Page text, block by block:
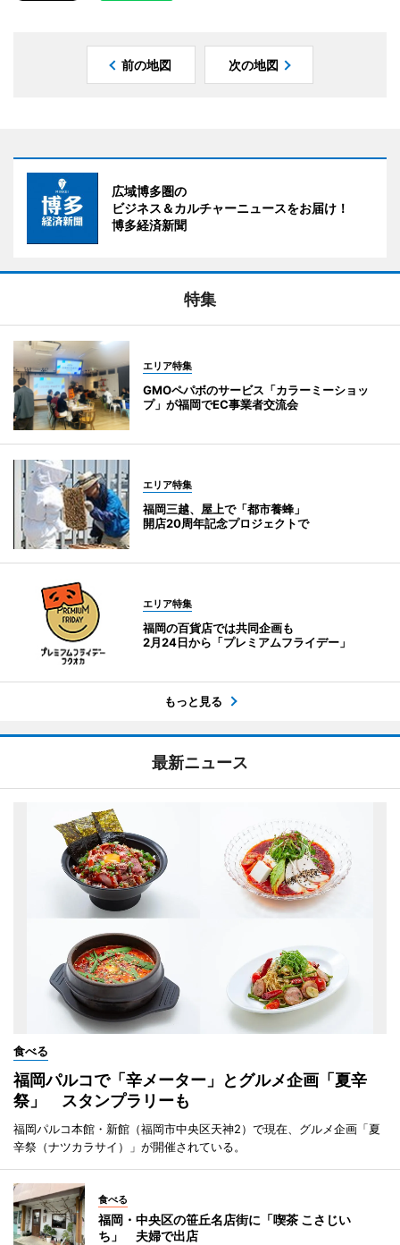
前の地図 次の地図
広域博多圏の
ビジネス＆カルチャーニュースをお届け！
博多経済新聞
特集
エリア特集
GMOペパボのサービス「カラーミーショッ
プ」が福岡でEC事業者交流会
エリア特集
福岡三越、屋上で「都市養蜂」
開店20周年記念プロジェクトで
エリア特集
福岡の百貨店では共同企画も
2月24日から「プレミアムフライデー」
もっと見る
最新ニュース
食べる
福岡パルコで「辛メーター」とグルメ企画「夏辛
祭」 スタンプラリーも
福岡パルコ本館・新館（福岡市中央区天神2）で現在、グルメ企画「夏
辛祭（ナツカラサイ）」が開催されている。
食べる
福岡・中央区の笹丘名店街に「喫茶 こさじい
ち」 夫婦で出店